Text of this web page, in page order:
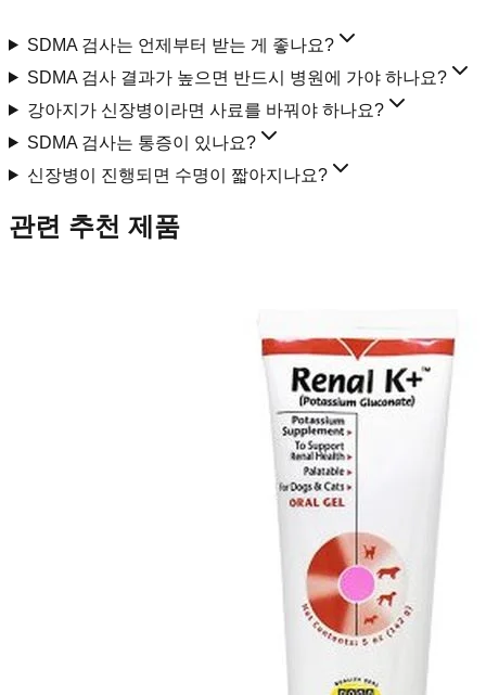
SDMA 검사는 언제부터 받는 게 좋나요?
SDMA 검사 결과가 높으면 반드시 병원에 가야 하나요?
강아지가 신장병이라면 사료를 바꿔야 하나요?
SDMA 검사는 통증이 있나요?
신장병이 진행되면 수명이 짧아지나요?
관련 추천 제품